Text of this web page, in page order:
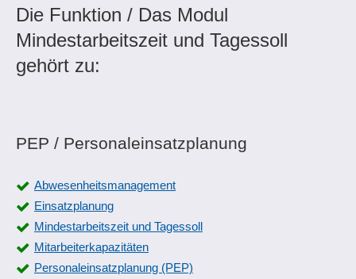
Die Funktion / Das Modul
Mindestarbeitszeit und Tagessoll
gehört zu:
PEP / Personaleinsatzplanung
Abwesenheitsmanagement
Einsatzplanung
Mindestarbeitszeit und Tagessoll
Mitarbeiterkapazitäten
Personaleinsatzplanung (PEP)